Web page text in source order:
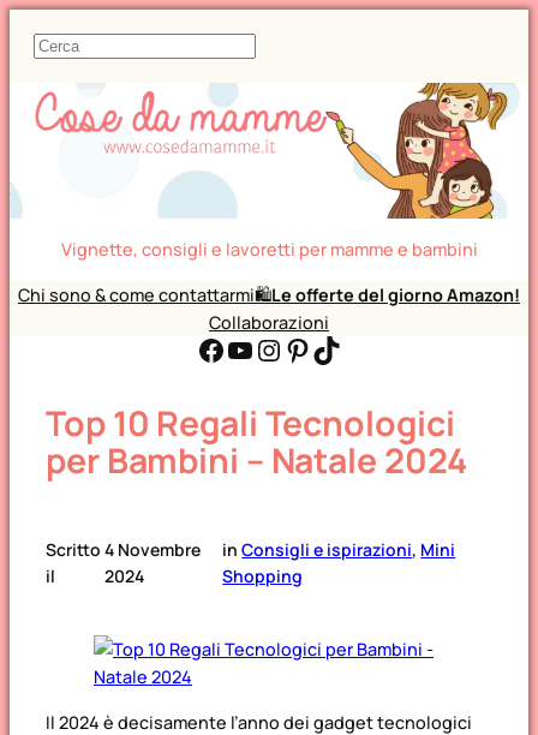
C
r
c
Vignette, consigli e lavoretti per mamme e bambini
Chi sono & come contattarmi🛍️Le offerte del giorno Amazon!
Collaborazioni
Facebook YouTube Instagram Pinterest TikTok
Top 10 Regali Tecnologici
per Bambini – Natale 2024
Scritto
il
4 Novembre
2024
inConsigli e ispirazioni, Mini
Shopping
Il 2024 è decisamente l’anno dei gadget tecnologici